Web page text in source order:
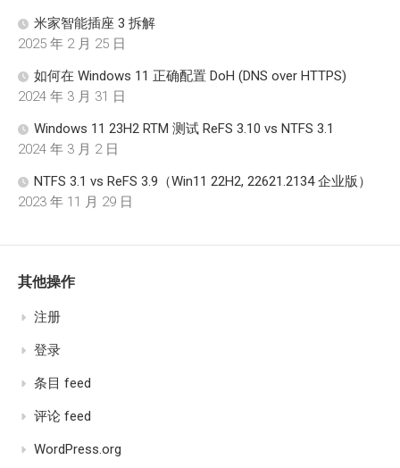
米家智能插座 3 拆解
2025 年 2 月 25 日
如何在 Windows 11 正确配置 DoH (DNS over HTTPS)
2024 年 3 月 31 日
Windows 11 23H2 RTM 测试 ReFS 3.10 vs NTFS 3.1
2024 年 3 月 2 日
NTFS 3.1 vs ReFS 3.9（Win11 22H2, 22621.2134 企业版）
2023 年 11 月 29 日
其他操作
注册
登录
条目 feed
评论 feed
WordPress.org